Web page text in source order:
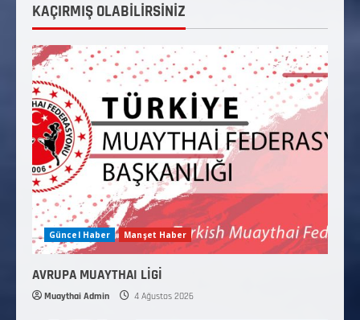
KAÇIRMIŞ OLABİLİRSİNİZ
Güncel Haber Manşet Haber
AVRUPA MUAYTHAI LİGİ
Muaythai Admin 4 Ağustos 2026